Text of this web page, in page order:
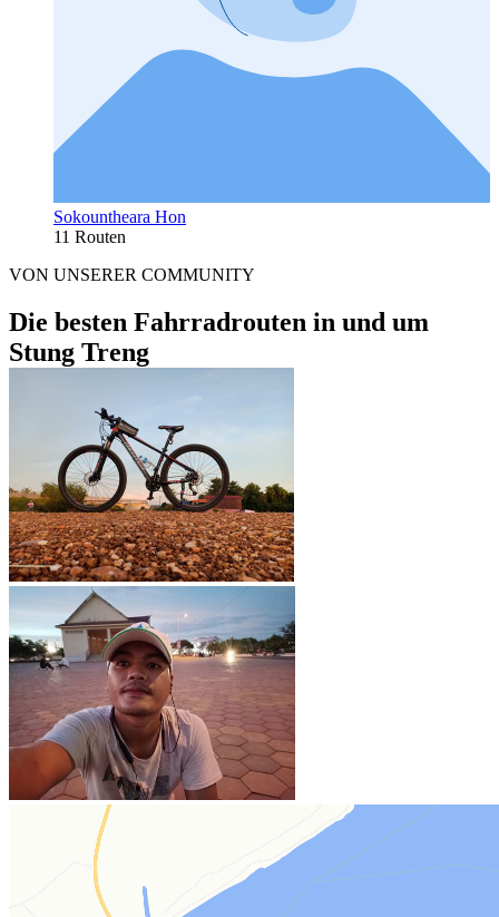
Sokountheara Hon
11 Routen
VON UNSERER COMMUNITY
Die besten Fahrradrouten in und um
Stung Treng